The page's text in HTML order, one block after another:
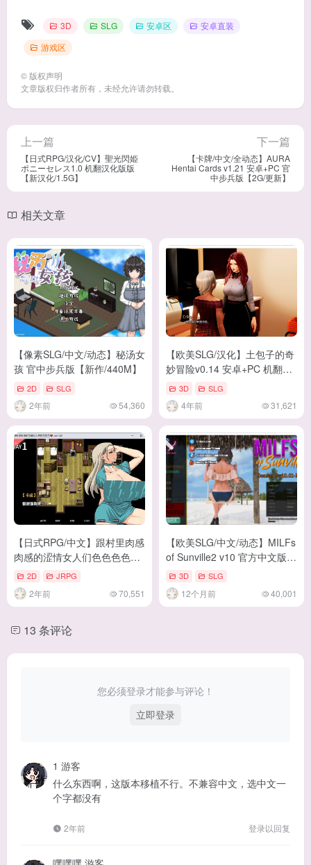
3D SLG 安卓区
安卓直装
游戏区
© 版权声明
文章版权归作者所有，未经允许请勿转载。
上一篇
【日式RPG/汉化/CV】聖光閃姫
ポニーセレス1.0 机翻汉化版版
【新汉化/1.5G】
下一篇
【卡牌/中文/全动态】AURA
Hentai Cards v1.21 安卓+PC 官
中步兵版【2G/更新】
相关文章
【像素SLG/中文/动态】秘汤女
孩 官中步兵版【新作/440M】
2D SLG
2年前 54,360
【欧美SLG/汉化】土包子的奇
妙冒险v0.14 安卓+PC 机翻汉
化版【新汉化/4.4G】
3D SLG
4年前 31,621
【日式RPG/中文】跟村里肉感
肉感的涩情女人们色色色色
DL官中版【新作/520M】
2D JRPG
2年前 70,551
【欧美SLG/中文/动态】MILFs
of Sunville2 v10 官方中文版
【更新/11G】
3D SLG
12个月前 40,001
13 条评论
您必须登录才能参与评论！
立即登录
1 游客
什么东西啊，这版本移植不行。不兼容中文，选中文一
个字都没有
2年前 登录以回复